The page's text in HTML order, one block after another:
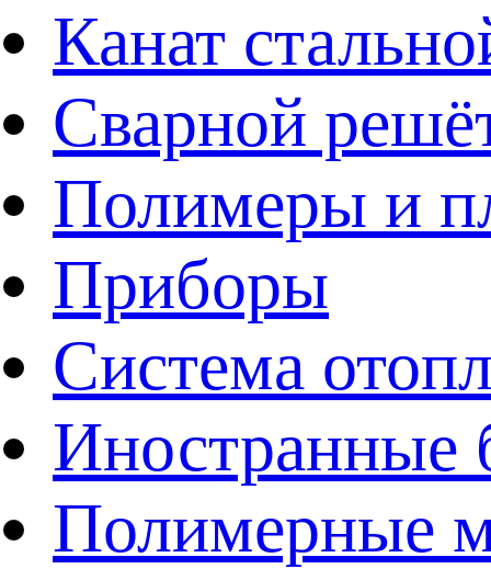
Канат
Сварной
Полимеры и
Приборы
Система
Иностранные
Полимерные